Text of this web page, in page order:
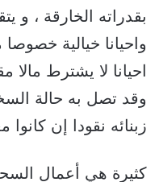
بقدراته الخارقة ، و
واحيانا خيالية
احيانا لا يشترط
وقد تصل به حالة
زبنائه نقودا إن كانوا
كثيرة هي أعمال